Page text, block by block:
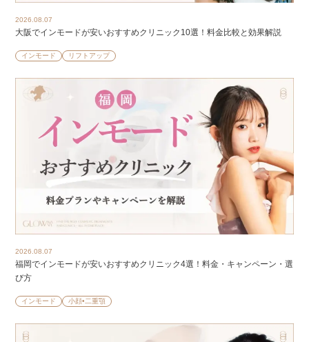
2026.08.07
大阪でインモードが安いおすすめクリニック10選！料金比較と効果解説
インモード リフトアップ
2026.08.07
福岡でインモードが安いおすすめクリニック4選！料金・キャンペーン・選
び方
インモード 小顔•二重顎